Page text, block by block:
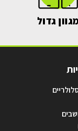
מגוון גדול